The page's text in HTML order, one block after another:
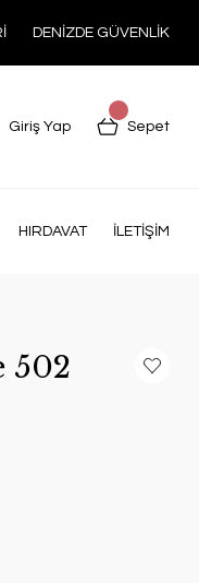
DENİZDE GÜVENLİK
Giriş Yap Sepet
HIRDAVAT İLETİŞİM
502